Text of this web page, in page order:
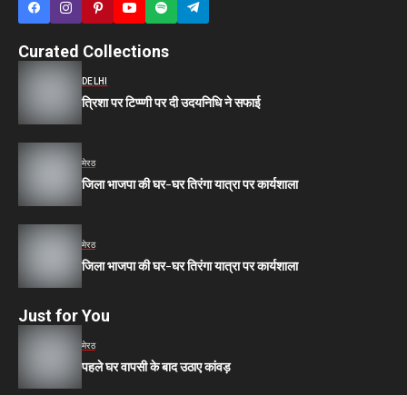
Curated Collections
DELHI
त्रिशा पर टिप्प्णी पर दी उदयनिधि ने सफाई
मेरठ
जिला भाजपा की घर-घर तिरंगा यात्रा पर कार्यशाला
मेरठ
जिला भाजपा की घर-घर तिरंगा यात्रा पर कार्यशाला
Just for You
मेरठ
पहले घर वापसी के बाद उठाए कांवड़